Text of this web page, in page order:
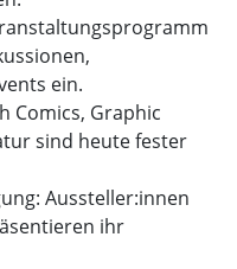
ein.
Comics, Graphic
sind heute fester
Aussteller:innen
ihr